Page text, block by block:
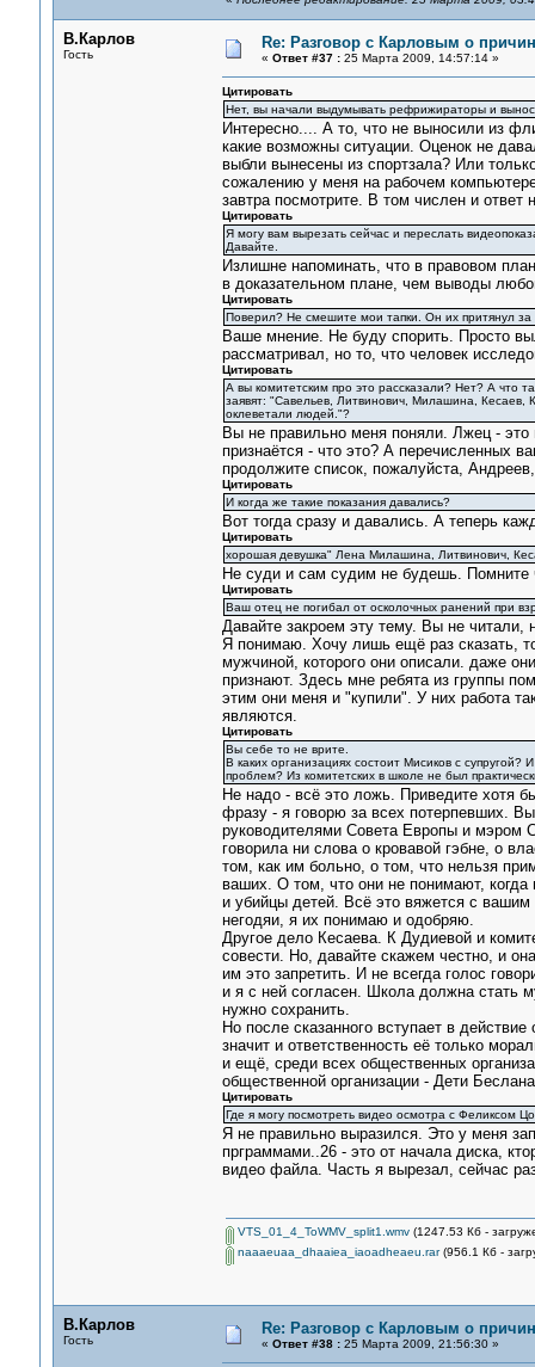
В.Карлов
Гость
Re: Разговор с Карловым о
« Ответ #37 :25 Марта 2009, 14:57:14 »
Цитировать
Нет, вы начали выдумывать рефрижираторы и
Интересно.... А то, что не выносили из
какие возможны ситуации. Оценок не
выбли вынесены из спортзала? Или
сожалению у меня на рабочем
завтра посмотрите. В том числен и ответ
Цитировать
Я могу вам вырезать сейчас и переслать
Давайте.
Излишне напоминать, что в правовом
в доказательном плане, чем выводы
Цитировать
Поверил? Не смешите мои тапки. Он их притянул за
Ваше мнение. Не буду спорить. Просто
рассматривал, но то, что человек
Цитировать
А вы комитетским про это рассказали? Нет? А что
заявят: "Савельев, Литвинович, Милашина,
оклеветали людей."?
Вы не правильно меня поняли. Лжец -
признаётся - что это? А перечисленных
продолжите список, пожалуйста,
Цитировать
И когда же такие показания давались?
Вот тогда сразу и давались. А теперь
Цитировать
хорошая девушка" Лена Милашина, Литвинович,
Не суди и сам судим не будешь.
Цитировать
Ваш отец не погибал от осколочных ранений при
Давайте закроем эту тему. Вы не
Я понимаю. Хочу лишь ещё раз сказать,
мужчиной, которого они описали. даже
признают. Здесь мне ребята из группы
этим они меня и "купили". У них работа
являются.
Цитировать
Вы себе то не врите.
В каких организациях состоит Мисиков с
проблем? Из комитетских в школе не был
Не надо - всё это ложь. Приведите хотя
фразу - я говорю за всех потерпевших.
руководителями Совета Европы и мэром
говорила ни слова о кровавой гэбне, о
том, как им больно, о том, что нельзя
ваших. О том, что они не понимают,
и убийцы детей. Всё это вяжется с вашим
негодяи, я их понимаю и одобряю.
Другое дело Кесаева. К Дудиевой и
совести. Но, давайте скажем честно, и
им это запретить. И не всегда голос
и я с ней согласен. Школа должна стать
нужно сохранить.
Но после сказанного вступает в
значит и ответственность её только
и ещё, среди всех общественных
общественной организации - Дети
Цитировать
Где я могу посмотреть видео осмотра с Феликсом
Я не правильно выразился. Это у меня
прграммами..26 - это от начала диска,
видео файла. Часть я вырезал, сейчас
VTS_01_4_ToWMV_split1.wmv(1247.53 Кб -
naaaeuaa_dhaaiea_iaoadheaeu.rar(956.1 Кб -
В.Карлов
Гость
Re: Разговор с Карловым о
« Ответ #38 :25 Марта 2009, 21:56:30 »